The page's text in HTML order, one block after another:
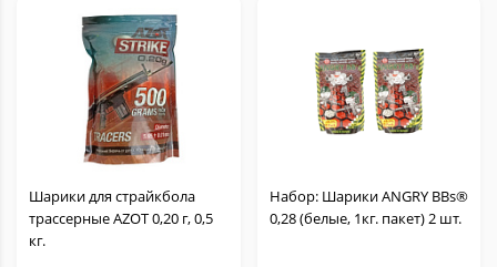
Шарики для страйкбола
трассерные AZOT 0,20 г, 0,5
кг.
Набор: Шарики ANGRY BBs®
0,28 (белые, 1кг. пакет) 2 шт.